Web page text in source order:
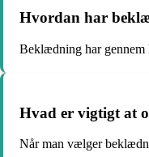
Hvordan har
Beklædning har gennem
Hvad er vigtigt at
Når man vælger